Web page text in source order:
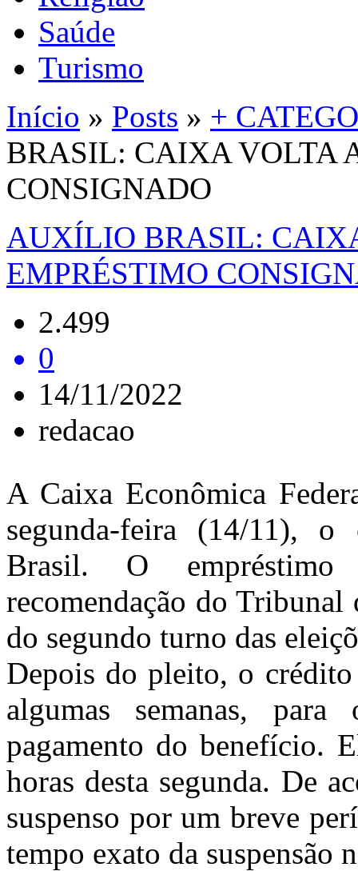
Saúde
Turismo
Início » Posts » +
BRASIL: CAIXA VOLTA
CONSIGNADO
AUXÍLIO BRASIL:
EMPRÉSTIMO
2.499
0
14/11/2022
redacao
A Caixa Econômica
segunda-feira (14/11),
Brasil. O
recomendação do
do segundo turno das
Depois do pleito, o crédito
algumas semanas,
pagamento do benefício.
horas desta segunda. De
suspenso por um breve
tempo exato da suspensão